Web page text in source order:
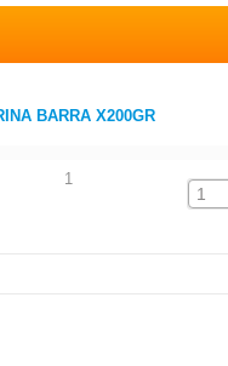
BARRA X200GR
1